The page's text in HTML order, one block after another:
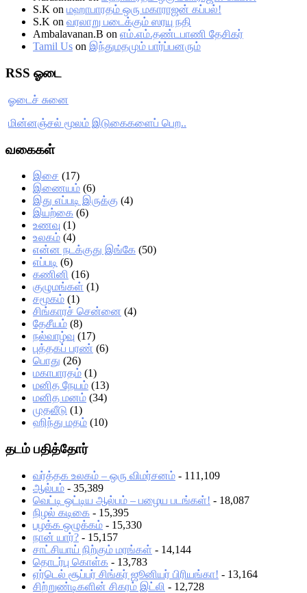
S.K on மஹாபாரதம் ஒரு மகாராஜன் கப்பல்!
S.K on வரலாறு படைக்கும் ஸரயு நதி
Ambalavanan.B on எம்.எம்.தண்டபாணி தேசிகர்
Tamil Us on இந்துமதமும் பார்ப்பனரும்
RSS ஓடை
ஓடைச் சுனை
மின்னஞ்சல் மூலம் இடுகைகளைப் பெற..
வகைகள்
இசை (17)
இணையம் (6)
இது எப்படி இருக்கு (4)
இயற்கை (6)
உணவு (1)
உலகம் (4)
என்ன நடக்குது இங்கே (50)
எப்படி (6)
கணினி (16)
குழுமங்கள் (1)
சமூகம் (1)
சிங்காரச் சென்னை (4)
தேசீயம் (8)
நல்வாழ்வு (17)
புத்தகப் பரண் (6)
பொது (26)
மகாபாரதம் (1)
மனித நேயம் (13)
மனித மனம் (34)
முதலீடு (1)
ஹிந்து மதம் (10)
தடம் பதித்தோர்
வர்த்தக உலகம் – ஒரு விமர்சனம் - 111,109
ஆல்பம் - 35,389
வெட்டி ஒட்டிய ஆல்பம் – பழைய படங்கள்! - 18,087
நிழல் கடிகை - 15,395
பழக்க ஒழுக்கம் - 15,330
நான் யார்? - 15,157
சாட்சியாய் நிற்கும் மரங்கள் - 14,144
தொடர்பு கொள்க - 13,783
ஏர்டெல் சூப்பர் சிங்கர் ஜூனியர் பிரியங்கா! - 13,164
சிற்றுண்டிகளின் சிகரம் இட்லி - 12,728